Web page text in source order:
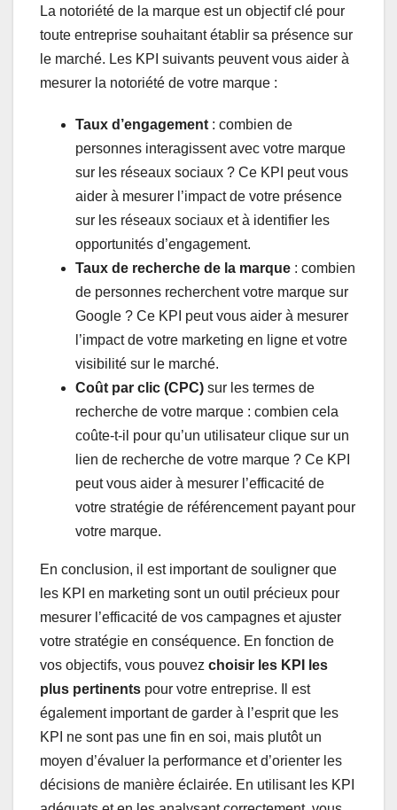
La notoriété de la marque est un objectif clé pour
toute entreprise souhaitant établir sa présence sur
le marché. Les KPI suivants peuvent vous aider à
mesurer la notoriété de votre marque :
Taux d’engagement : combien de
personnes interagissent avec votre marque
sur les réseaux sociaux ? Ce KPI peut vous
aider à mesurer l’impact de votre présence
sur les réseaux sociaux et à identifier les
opportunités d’engagement.
Taux de recherche de la marque : combien
de personnes recherchent votre marque sur
Google ? Ce KPI peut vous aider à mesurer
l’impact de votre marketing en ligne et votre
visibilité sur le marché.
Coût par clic (CPC) sur les termes de
recherche de votre marque : combien cela
coûte-t-il pour qu’un utilisateur clique sur un
lien de recherche de votre marque ? Ce KPI
peut vous aider à mesurer l’efficacité de
votre stratégie de référencement payant pour
votre marque.
En conclusion, il est important de souligner que
les KPI en marketing sont un outil précieux pour
mesurer l’efficacité de vos campagnes et ajuster
votre stratégie en conséquence. En fonction de
vos objectifs, vous pouvez choisir les KPI les
plus pertinents pour votre entreprise. Il est
également important de garder à l’esprit que les
KPI ne sont pas une fin en soi, mais plutôt un
moyen d’évaluer la performance et d’orienter les
décisions de manière éclairée. En utilisant les KPI